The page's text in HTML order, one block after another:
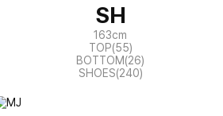
SH
163cm
TOP(55)
BOTTOM(26)
SHOES(240)